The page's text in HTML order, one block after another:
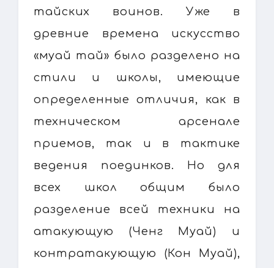
тайских воинов. Уже в
древние времена искусство
«муай тай» было разделено на
стили и школы, имеющие
определенные отличия, как в
техническом арсенале
приемов, так и в тактике
ведения поединков. Но для
всех школ общим было
разделение всей техники на
атакующую (Ченг Муай) и
контратакующую (Кон Муай),